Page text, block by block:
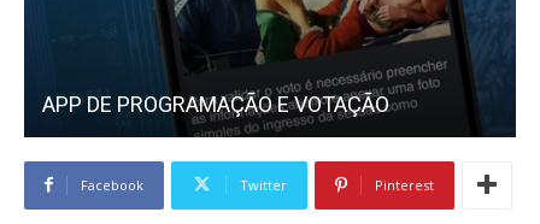
APP DE PROGRAMAÇÃO E VOTAÇÃO
Facebook Twitter Pinterest